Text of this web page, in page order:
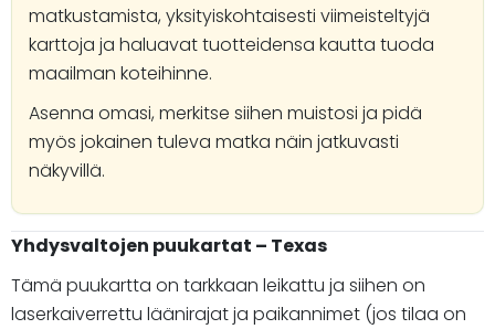
matkustamista, yksityiskohtaisesti viimeisteltyjä
karttoja ja haluavat tuotteidensa kautta tuoda
maailman koteihinne.
Asenna omasi, merkitse siihen muistosi ja pidä
myös jokainen tuleva matka näin jatkuvasti
näkyvillä.
Yhdysvaltojen puukartat – Texas
Tämä puukartta on tarkkaan leikattu ja siihen on
laserkaiverrettu läänirajat ja paikannimet (jos tilaa on